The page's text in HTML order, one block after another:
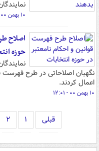
۱۰ بهمن ۰۰ - ۱۴:۱۱
اصلاح
حوزه
نگهبان اصلاحاتی در طرح فهرست
اعمال کردند.
۱۰ بهمن ۰۰ - ۱۲:۰۱
قبلی ۱ ۲